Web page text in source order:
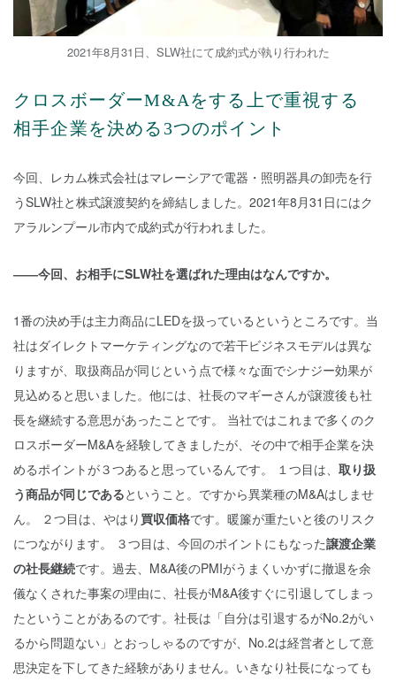
2021年8月31日、SLW社にて成約式が執り行われた
クロスボーダーM&Aをする上で重視する
相手企業を決める3つのポイント
今回、レカム株式会社はマレーシアで電器・照明器具の卸売を行
うSLW社と株式譲渡契約を締結しました。2021年8月31日にはク
アラルンプール市内で成約式が行われました。
――今回、お相手にSLW社を選ばれた理由はなんですか。
1番の決め手は主力商品にLEDを扱っているというところです。当
社はダイレクトマーケティングなので若干ビジネスモデルは異な
りますが、取扱商品が同じという点で様々な面でシナジー効果が
見込めると思いました。他には、社長のマギーさんが譲渡後も社
長を継続する意思があったことです。 当社ではこれまで多くのク
ロスボーダーM&Aを経験してきましたが、その中で相手企業を決
めるポイントが３つあると思っているんです。 １つ目は、 取り扱
う商品が同じであるということ。ですから異業種のM&Aはしませ
ん。 ２つ目は、やはり 買収価格です。暖簾が重たいと後のリスク
につながります。 ３つ目は、今回のポイントにもなった譲渡企業
の社長継続です。過去、M&A後のPMIがうまくいかずに撤退を余
儀なくされた事案の理由に、社長がM&A後すぐに引退してしまっ
たということがあるのです。社長は「自分は引退するがNo.2がい
るから問題ない」とおっしゃるのですが、No.2は経営者として意
思決定を下してきた経験がありません。いきなり社長になっても